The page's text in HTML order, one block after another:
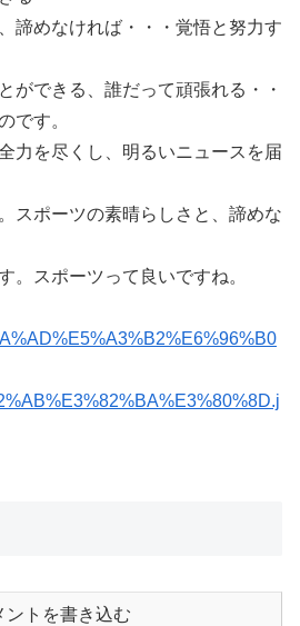
諦めなければ・・・覚悟と努力す
ができる、誰だって頑張れる・・
です。
力を尽くし、明るいニュースを届
スポーツの素晴らしさと、諦めな
。スポーツって良いですね。
ントを書き込む